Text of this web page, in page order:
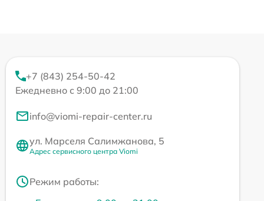
+7 (843) 254-50-42
Ежедневно с 9:00 до 21:00
info@viomi-repair-center.ru
ул. Марселя Салимжанова, 5
Адрес сервисного центра Viomi
Режим работы: